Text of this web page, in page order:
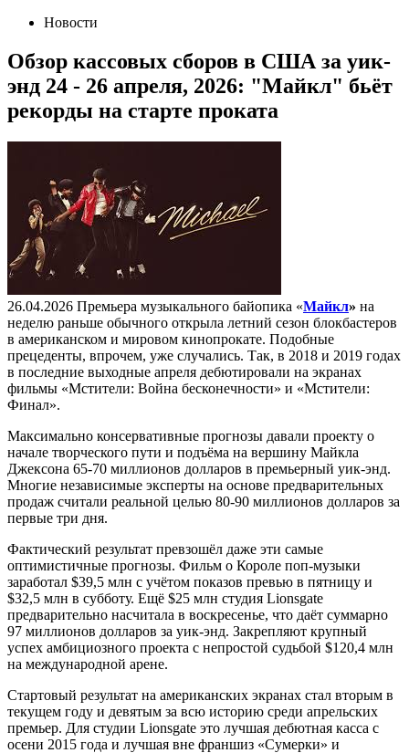
Новости
Обзор кассовых сборов в США за уик-
энд 24 - 26 апреля, 2026: "Майкл" бьёт
рекорды на старте проката
26.04.2026 Премьера музыкального байопика «Майкл» на
неделю раньше обычного открыла летний сезон блокбастеров
в американском и мировом кинопрокате. Подобные
прецеденты, впрочем, уже случались. Так, в 2018 и 2019 годах
в последние выходные апреля дебютировали на экранах
фильмы «Мстители: Война бесконечности» и «Мстители:
Финал».
Максимально консервативные прогнозы давали проекту о
начале творческого пути и подъёма на вершину Майкла
Джексона 65-70 миллионов долларов в премьерный уик-энд.
Многие независимые эксперты на основе предварительных
продаж считали реальной целью 80-90 миллионов долларов за
первые три дня.
Фактический результат превзошёл даже эти самые
оптимистичные прогнозы. Фильм о Короле поп-музыки
заработал $39,5 млн с учётом показов превью в пятницу и
$32,5 млн в субботу. Ещё $25 млн студия Lionsgate
предварительно насчитала в воскресенье, что даёт суммарно
97 миллионов долларов за уик-энд. Закрепляют крупный
успех амбициозного проекта с непростой судьбой $120,4 млн
на международной арене.
Стартовый результат на американских экранах стал вторым в
текущем году и девятым за всю историю среди апрельских
премьер. Для студии Lionsgate это лучшая дебютная касса с
осени 2015 года и лучшая вне франшиз «Сумерки» и